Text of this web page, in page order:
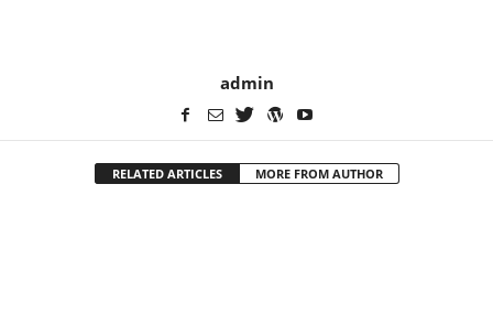
admin
RELATED ARTICLES MORE FROM AUTHOR